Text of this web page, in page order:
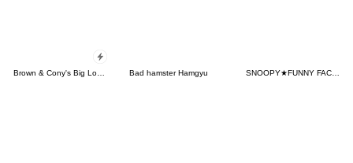
Bad hamster Hamgyu SNOOPY★FUNNY FACES